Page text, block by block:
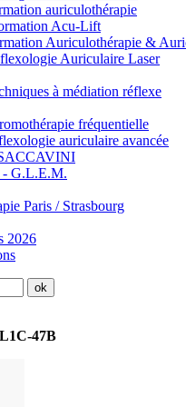
auriculothérapie
Acu-Lift
Auriculothérapie &
Auriculaire Laser
à médiation réflexe
fréquentielle
auriculaire avancée
- G.L.E.M.
Paris / Strasbourg
2026
ok
47B